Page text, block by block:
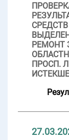
РЕМОНТ
ПРОСП.